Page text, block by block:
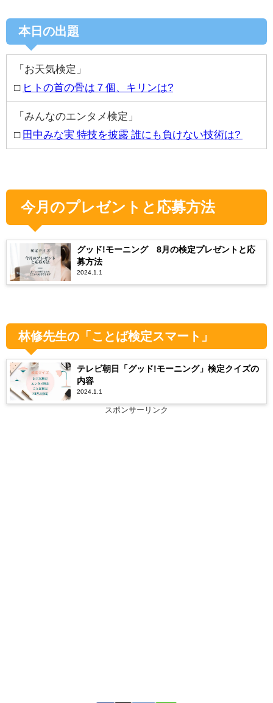
本日の出題
「お天気検定」
□ ヒトの首の骨は７個、キリンは?
「みんなのエンタメ検定」
□ 田中みな実 特技を披露 誰にも負けない技術は?
今月のプレゼントと応募方法
グッド!モーニング 8月の検定プレゼントと応
募方法
2024.1.1
林修先生の「ことば検定スマート」
テレビ朝日「グッド!モーニング」検定クイズの
内容
2024.1.1
スポンサーリンク